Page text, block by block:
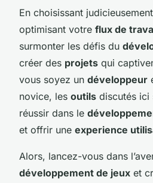
En choisissant
optimisant votre flux de
surmonter les défis du
créer des projets qui
vous soyez un développeur
novice, les outils discutés ici
réussir dans le
et offrir une experience
Alors, lancez-vous dans
développement de jeux et